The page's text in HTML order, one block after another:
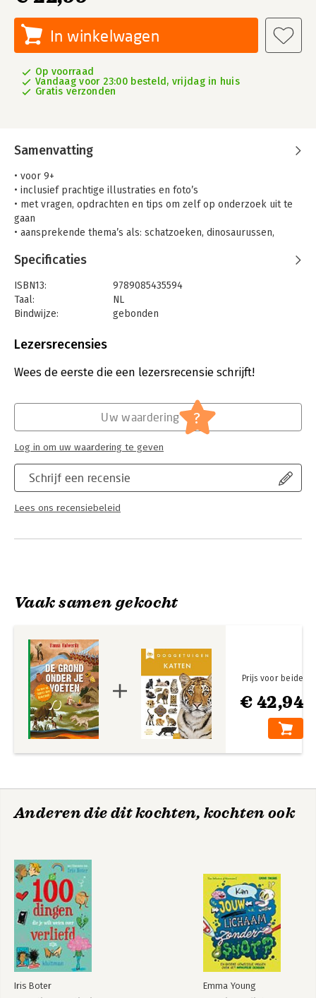
In winkelwagen
Op voorraad
Vandaag voor 23:00 besteld, vrijdag in huis
Gratis verzonden
Samenvatting
• voor 9+
• inclusief prachtige illustraties en foto’s
• met vragen, opdrachten en tips om zelf op onderzoek uit te
gaan
• aansprekende thema’s als: schatzoeken, dinosaurussen,
• zeer bruikbaar voor in het onderwijs!
Duik in de grond onder je voeten en ga laag voor laag terug in
de tijd.
Want: die grond onder je voeten heeft veel te vertellen …
verleden. Niet het verleden van ver weg, maar van dichtbij: de
Nederland.
natuur. Zij maakt ingewikkelde onderwerpen inzichtelijk en
combineert dat met prikkelende opdrachten/proefjes.
Specificaties
ISBN13:
9789085435594
Taal:
NL
Bindwijze:
gebonden
Uitgever:
Verschijningsdatum:
15-9-2024
Lezersrecensies
Wees de eerste die een lezersrecensie schrijft!
Schrijf een recensie
Lees ons recensiebeleid
Uw waardering ?
Log in om uw waardering te geven
Vaak samen gekocht
€ 42,94
Prijs voor beide
Anderen die dit kochten, kochten ook
Iris Boter Emma Young